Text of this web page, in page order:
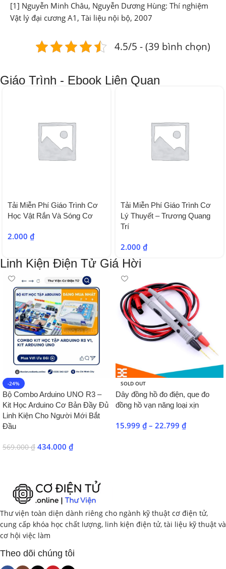
[1] Nguyễn Minh Châu, Nguyễn Dương Hùng: Thí nghiệm
Vật lý đại cương A1, Tài liệu nội bộ, 2007
4.5/5 - (39 bình chọn)
Giáo Trình - Ebook Liên Quan
Tải Miễn Phí Giáo Trình Cơ
Học Vật Rắn Và Sóng Cơ
2.000 ₫
Tải Miễn Phí Giáo Trình Cơ
Lý Thuyết – Trương Quang
Trí
2.000 ₫
Linh Kiện Điện Tử Giá Hời
-24%
Bộ Combo Arduino UNO R3 –
Kit Học Arduino Cơ Bản Đầy Đủ
Linh Kiện Cho Người Mới Bắt
Đầu
569.000₫ 434.000 ₫
SOLD OUT
Dây đồng hồ đo điện, que đo
đồng hồ vạn năng loại xịn
15.999 ₫ – 22.799 ₫
Thư viện toàn diện dành riêng cho ngành kỹ thuật cơ điện tử,
cung cấp khóa học chất lượng, linh kiện điện tử, tài liệu kỹ thuật và
cơ hội việc làm
Theo dõi chúng tôi